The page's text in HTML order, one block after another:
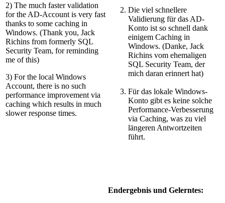
2) The much faster validation
for the AD-Account is very fast
thanks to some caching in
Windows. (Thank you, Jack
Richins from formerly SQL
Security Team, for reminding
me of this)
3) For the local Windows
Account, there is no such
performance improvement via
caching which results in much
slower response times.
Die viel schnellere
Validierung für das AD-
Konto ist so schnell dank
einigem Caching in
Windows. (Danke, Jack
Richins vom ehemaligen
SQL Security Team, der
mich daran erinnert hat)
Für das lokale Windows-
Konto gibt es keine solche
Performance-Verbesserung
via Caching, was zu viel
längeren Antwortzeiten
führt.
Endergebnis und Gelerntes: